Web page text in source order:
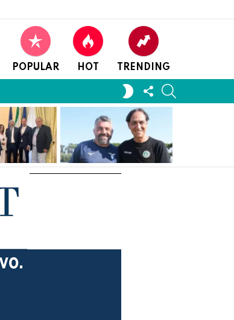
POPULAR HOT TRENDING
SWITCH
SKIN
FOLLOW
US